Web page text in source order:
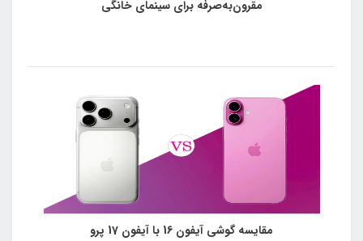
مقرون‌به‌صرفه برای سینمای خانگی
مقایسه گوشی آیفون 16 با آیفون 17 پرو